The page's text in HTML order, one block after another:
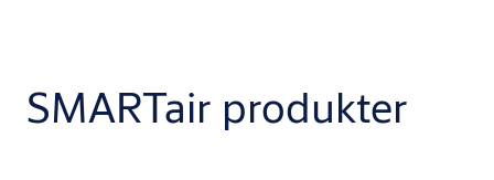
SMARTair produkter